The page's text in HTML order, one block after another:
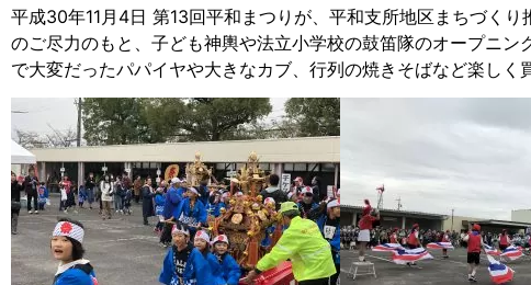
平成30年11月4日 第13回平和まつりが、平和支所地区まちづく
のご尽力のもと、子ども神輿や法立小学校の鼓笛隊のオープニン
で大変だったパパイヤや大きなカブ、行列の焼きそばなど楽しく